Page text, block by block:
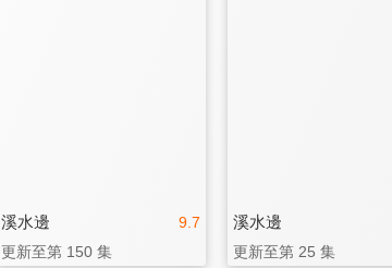
9.7
溪水邊
更新至第 150 集
溪水邊
更新至第 25 集